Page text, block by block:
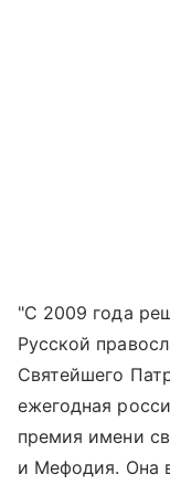
"С 2009 года
Русской
Святейшего
ежегодная
премия имени
и Мефодия. Она